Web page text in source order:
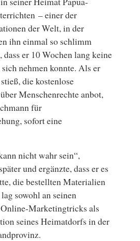
– einer der
der Welt, in der
ihn einmal so schlimm
er 10 Wochen lang keine
nehmen konnte. Als er
die kostenlose
Menschenrechte anbot,
für
sofort eine
nicht wahr sein“,
und ergänzte, dass er es
die bestellten Materialien
sowohl an seinen
Marketingtricks als
seines Heimatdorfs in der